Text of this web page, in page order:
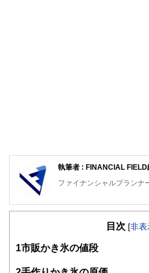
執筆者 : FINANCIAL
ファイナンシャルプランナ
FinancialField編集部は、
知識がない方でも理解でき
得者を中心に「お金や暮ら
目次 [非表
1市販かき氷の値段